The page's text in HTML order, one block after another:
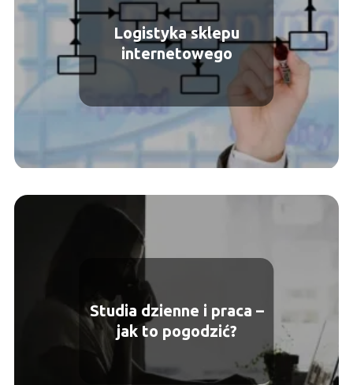
Logistyka sklepu
internetowego
Studia dzienne i praca –
jak to pogodzić?